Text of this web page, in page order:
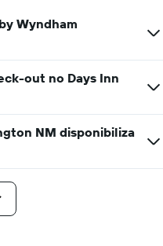
Wyndham
out no Days Inn
NM disponibiliza